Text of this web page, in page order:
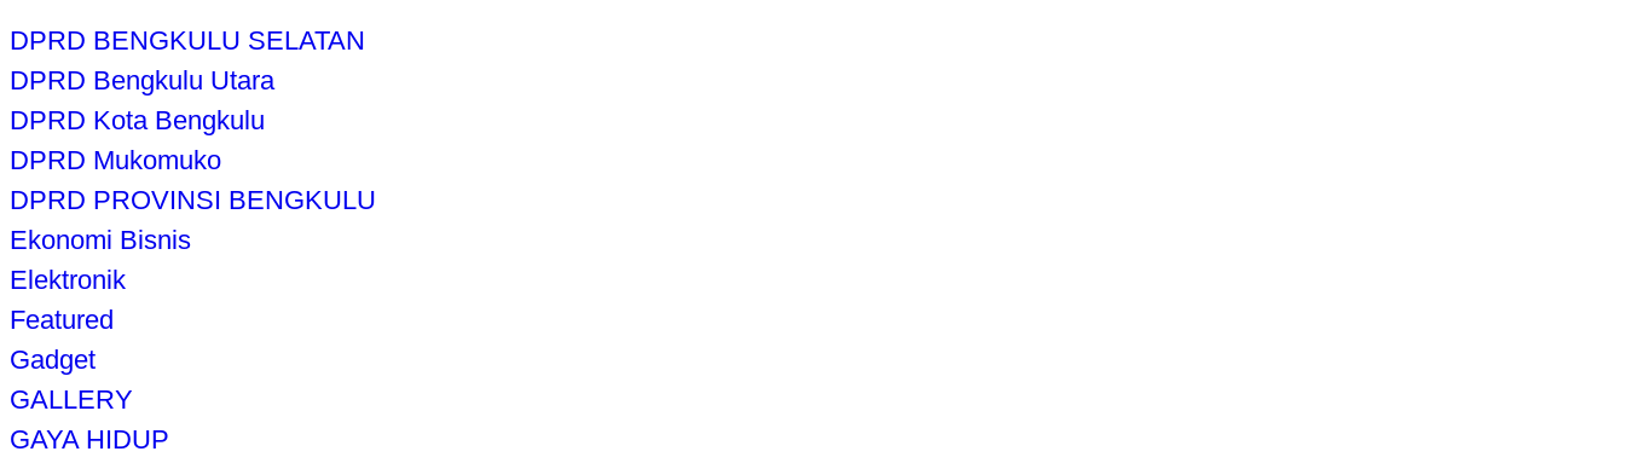
DPRD BENGKULU SELATAN
DPRD Bengkulu Utara
DPRD Kota Bengkulu
DPRD Mukomuko
DPRD PROVINSI BENGKULU
Ekonomi Bisnis
Elektronik
Featured
Gadget
GALLERY
GAYA HIDUP